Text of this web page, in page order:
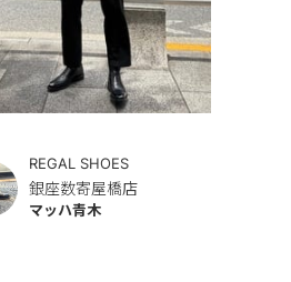
REGAL SHOES
銀座数寄屋橋店
マッハ青木